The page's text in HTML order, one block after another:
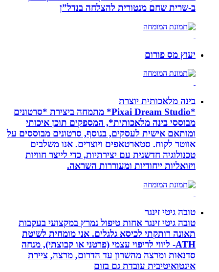
ב-‏שרית שחם מנטורית להצלחה בנדל”ן‏
יעוץ מס פורום
בינה מלאכותית יוצרת
*Pixai Dream Studio* מתמחה ביצירת *סרטונים
מבוססי בינה מלאכותית*, המספקים תוכן איכותי
ומותאם אישית לעסקים, בנוסף, סרטונים מבוססים על
אווטר לקוח. סטארטאפים ויוצרים. אנו משלבים
טכנולוגיה חדשנית עם יצירתיות, כדי לייצר חוויות
ויזואליות ייחודיות ומעוררות השראה.
טובה גיטי זינגר
טובה גיטי זינגר אחות טיפול נמרץ במקצועי בעקבות
תאונה רותקתי לכיסא גלגלים. אני מומחית לשיטת
ATH- ליווי לריפוי עצמי (פרטני או קבוצתי), מנחה
סדנאות ומרצה מהשרון עד הדרום, מרצה, ציירת
אינטואיטיבית עובדת גם בזום